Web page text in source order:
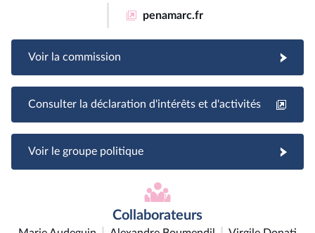
penamarc.fr
Voir la commission
Consulter la déclaration d'intérêts et d'activités
Voir le groupe politique
Collaborateurs